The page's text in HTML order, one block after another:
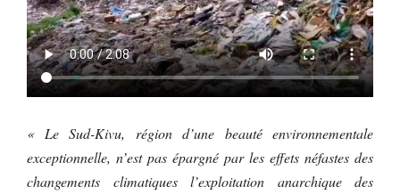
« Le Sud-Kivu, région d’une beauté environnementale
exceptionnelle, n’est pas épargné par les effets néfastes des
changements climatiques l’exploitation anarchique des